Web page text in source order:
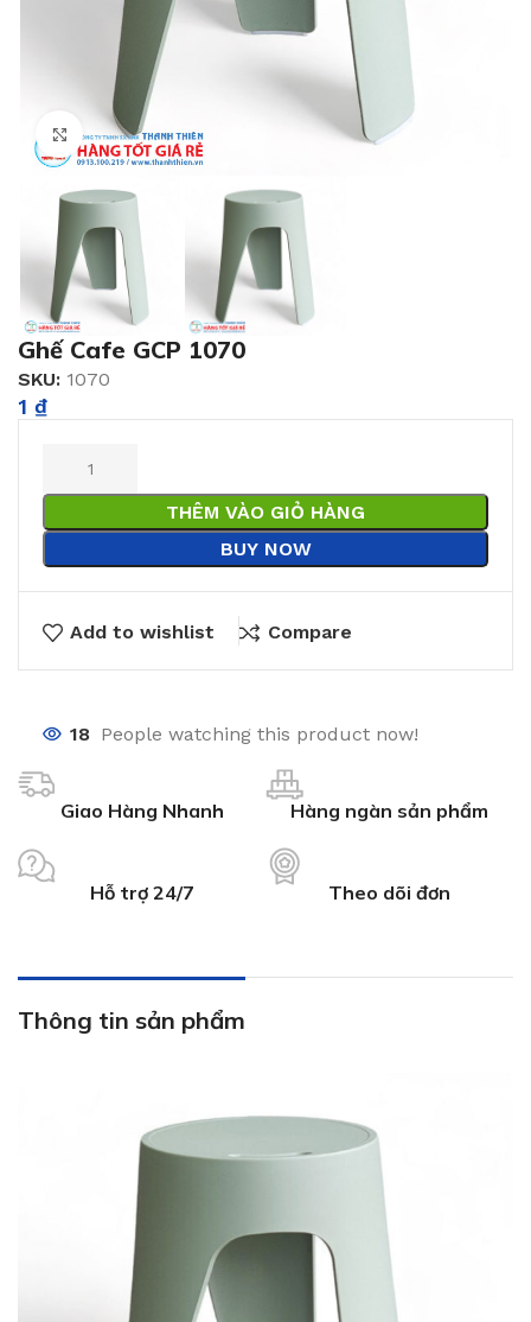
Click to enlarge
Ghế Cafe GCP 1070
SKU: 1070
1 ₫
THÊM VÀO GIỎ HÀNG
BUY NOW
Add to wishlist Compare
18 People watching this product now!
Giao Hàng Nhanh Hàng ngàn sản phẩm
Hỗ trợ 24/7 Theo dõi đơn
Thông tin sản phẩm